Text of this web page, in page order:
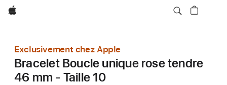
Apple
Exclusivement chez Apple
Bracelet Boucle unique rose tendre
46 mm - Taille 10